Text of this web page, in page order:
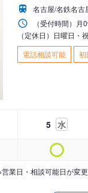
名古屋/名鉄名古
（受付時間） 月
（定休日）日曜日・
電話相談可能
初
5 水
業日・相談可能日が変